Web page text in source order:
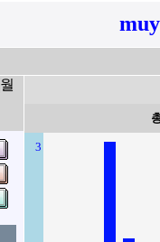
월
3